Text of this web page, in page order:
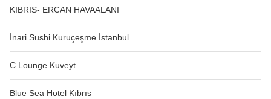
KIBRIS- ERCAN HAVAALANI
İnari Sushi Kuruçeşme İstanbul
C Lounge Kuveyt
Blue Sea Hotel Kıbrıs